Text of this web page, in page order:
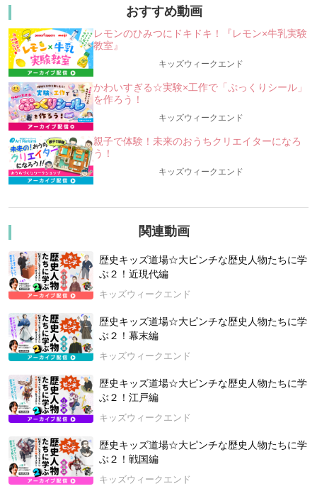
・人物②：余（よ）は、江戸幕府15代将軍。「大政奉還（たい
せいほうかん）」で有名になってしまったのう。
・人物③：オレは、江戸城の無血開城を実現したぜ（西郷じゃ
ない方だぜ）。幕臣の時に提案した、神戸海軍操練所では、あ
の坂本竜馬も門下生だったなぁ！
など、8名くらいの人物が登場予定です。
★★「歴史キッズ道場☆クセ強な歴史人物たち大集合」はこん
な授業！★★
歴史人物は、キャラが濃くて魅力的な人がいっぱい！
日本史の重要な出来事なども紹介しながら、クイズを交えて、
歴史人物のクセ強なエピソードをたくさん紹介します。
また、本格的な解説が、この授業の魅力です。講師は、入会が
先生。のぶた先生は、大手予備校の人気日本史講師でもありま
みんなで切磋琢磨（せっさたくま）して、日本の歴史をもっと
もっと好きになろう☆
◆開催について
「歴史キッズ道場」は1回完結の講座。1回のみ受講、シリーズ
途中からの受講も楽しめます。
九州大学大学院で日本史を研究し、修士号を取得。九州国立博
物館につとめ、久留米工業高等専門学校講師を経て、現在は河
合塾で日本史を教えている。自身の子育てを通して、新たな学
びの場について考え続け、オンラインスクールOneStepを立ち
上げて、オンライン歴史クラブを開いている。独特のノリでみ
んなを和ませるが、実は予備校の東大合格者数を倍増させたス
ーパー日本史講師かつ年間受講者数のべ５０００人以上の人気
オンライン講師でもある。
おすすめ動画
レモンのひみつにドキドキ！『レモン×牛乳実験
教室』
キッズウィークエンド
かわいすぎる☆実験×工作で「ぷっくりシール」
を作ろう！
キッズウィークエンド
親子で体験！未来のおうちクリエイターになろ
う！
キッズウィークエンド
関連動画
歴史キッズ道場☆大ピンチな歴史人物たちに学
ぶ２！近現代編
キッズウィークエンド
歴史キッズ道場☆大ピンチな歴史人物たちに学
ぶ２！幕末編
キッズウィークエンド
歴史キッズ道場☆大ピンチな歴史人物たちに学
ぶ２！江戸編
キッズウィークエンド
歴史キッズ道場☆大ピンチな歴史人物たちに学
ぶ２！戦国編
キッズウィークエンド